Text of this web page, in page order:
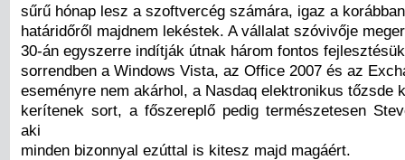
sűrű hónap lesz a szoftvercég számára, igaz a
határidőről majdnem lekéstek. A vállalat szóvivője
30-án egyszerre indítják útnak három fontos
sorrendben a Windows Vista, az Office 2007 és az
eseményre nem akárhol, a Nasdaq elektronikus tőzsde
kerítenek sort, a főszereplő pedig természetesen
aki
minden bizonnyal ezúttal is kitesz majd magáért.